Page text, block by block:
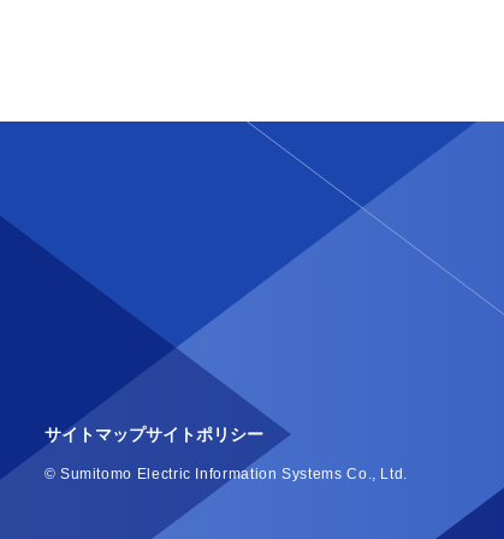
サイトマップサイトポリシー
© Sumitomo Electric Information Systems Co., Ltd.